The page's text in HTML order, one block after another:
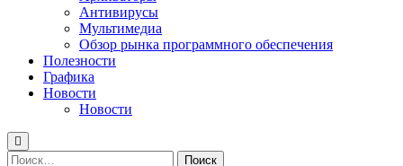
Антивирусы
Мультимедиа
Обзор рынка программного обеспечения
Полезности
Графика
Новости
Новости
Найти: